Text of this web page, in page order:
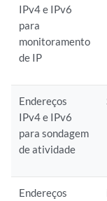
IPv4 e IPv6
para
monitoramento
de IP
Endereços
IPv4 e IPv6
para sondagem
de atividade
Endereços